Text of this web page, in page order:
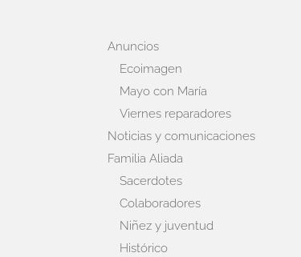
Anuncios
Ecoimagen
Mayo con María
Viernes reparadores
Noticias y comunicaciones
Familia Aliada
Sacerdotes
Colaboradores
Niñez y juventud
Histórico